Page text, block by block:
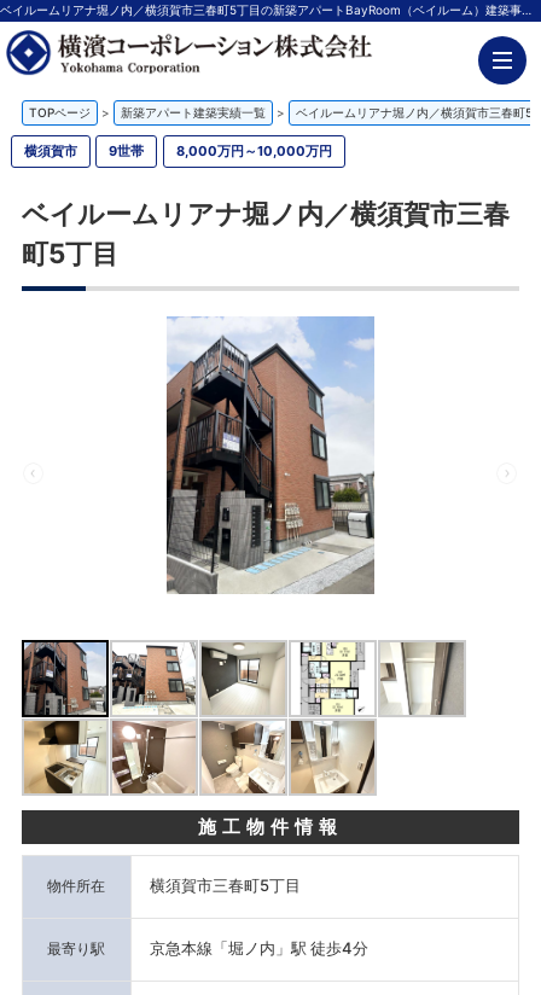
ベイルームリアナ堀ノ内／横須賀市三春町5丁目の新築アパートBayRoom（ベイルーム）建築事例 | 神奈川の不動産投資、新築アパート経営は横濱コーポレーション
TOPページ > 新築アパート建築実績一覧 > ベイルームリアナ堀ノ内／横須賀市三春町5
横須賀市 9世帯 8,000万円～10,000万円
ベイルームリアナ堀ノ内／横須賀市三春
町5丁目
施工物件情報
物件所在 横須賀市三春町5丁目
最寄り駅 京急本線「堀ノ内」駅 徒歩4分